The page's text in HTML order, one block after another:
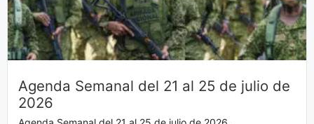
Agenda Semanal del 21 al 25 de julio de
2026